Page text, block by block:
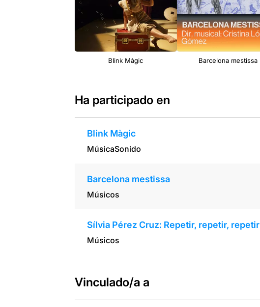
Blink Màgic Barcelona mestissa
Ha participado en
Blink Màgic
MúsicaSonido
Barcelona mestissa
Músicos
Sílvia Pérez Cruz: Repetir, repetir, repetir
Músicos
Vinculado/a a